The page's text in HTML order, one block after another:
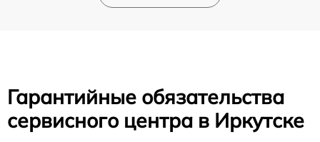
Гарантийные обязательства
сервисного центра в Иркутске